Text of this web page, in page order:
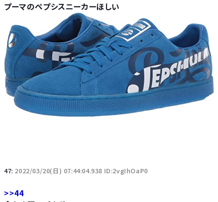
プーマのペプシスニーカーほしい
47: 2022/03/20(日) 07:44:04.938 ID:2vgIhOaP0
>>44